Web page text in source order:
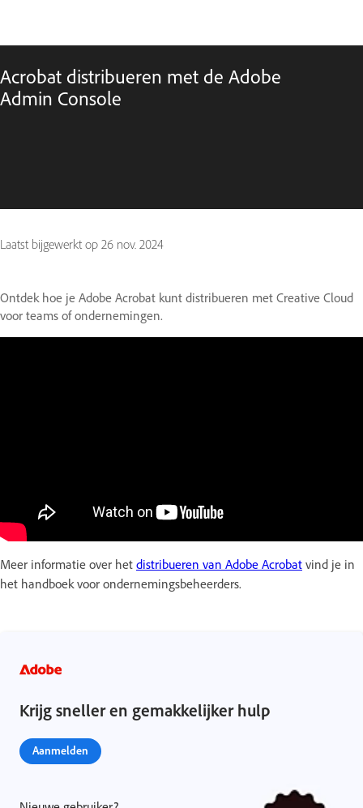
Acrobat distribueren met de Adobe
Admin Console
Laatst bijgewerkt op 26 nov. 2024
Ontdek hoe je Adobe Acrobat kunt distribueren met Creative Cloud
voor teams of ondernemingen.
Meer informatie over het distribueren van Adobe Acrobat vind je in
het handboek voor ondernemingsbeheerders.
Krijg sneller en gemakkelijker hulp
Aanmelden